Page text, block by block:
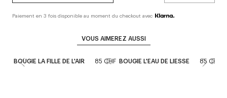
Paiement en 3 fois disponible au moment du checkout avec
VOUS AIMEREZ AUSSI
BOUGIE LA FILLE DE L'AIR 85 CHF BOUGIE L'EAU DE LIESSE 85 CHF